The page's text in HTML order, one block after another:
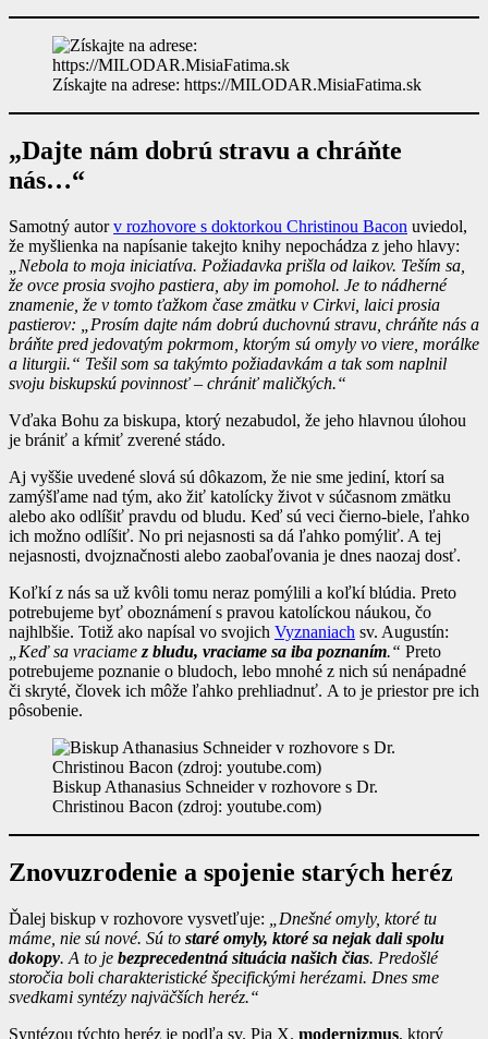
Získajte na adrese: https://MILODAR.MisiaFatima.sk
„Dajte nám dobrú stravu a chráňte
nás…“
Samotný autorv rozhovore s doktorkou Christinou Bacon uviedol,
že myšlienka na napísanie takejto knihy nepochádza z jeho hlavy:
„Nebola to moja iniciatíva. Požiadavka prišla od laikov. Teším sa,
že ovce prosia svojho pastiera, aby im pomohol. Je to nádherné
znamenie, že v tomto ťažkom čase zmätku v Cirkvi, laici prosia
pastierov: „Prosím dajte nám dobrú duchovnú stravu, chráňte nás a
bráňte pred jedovatým pokrmom, ktorým sú omyly vo viere, morálke
a liturgii.“ Tešil som sa takýmto požiadavkám a tak som naplnil
svoju biskupskú povinnosť – chrániť maličkých.“
Vďaka Bohu za biskupa, ktorý nezabudol, že jeho hlavnou úlohou
je brániť a kŕmiť zverené stádo.
Aj vyššie uvedené slová sú dôkazom, že nie sme jediní, ktorí sa
zamýšľame nad tým, ako žiť katolícky život v súčasnom zmätku
alebo ako odlíšiť pravdu od bludu. Keď sú veci čierno-biele, ľahko
ich možno odlíšiť. No pri nejasnosti sa dá ľahko pomýliť. A tej
nejasnosti, dvojznačnosti alebo zaobaľovania je dnes naozaj dosť.
Koľkí z nás sa už kvôli tomu neraz pomýlili a koľkí blúdia. Preto
potrebujeme byť oboznámení s pravou katolíckou náukou, čo
najhlbšie. Totiž ako napísal vo svojich Vyznaniach sv. Augustín:
„Keď sa vraciame z bludu, vraciame sa iba poznaním.“ Preto
potrebujeme poznanie o bludoch, lebo mnohé z nich sú nenápadné
či skryté, človek ich môže ľahko prehliadnuť. A to je priestor pre ich
pôsobenie.
Biskup Athanasius Schneider v rozhovore s Dr.
Christinou Bacon (zdroj: youtube.com)
Znovuzrodenie a spojenie starých heréz
Ďalej biskup v rozhovore vysvetľuje:
„Dnešné omyly, ktoré tu
máme, nie sú nové. Sú to staré omyly, ktoré sa nejak dali spolu
dokopy. A to je bezprecedentná situácia našich čias. Predošlé
storočia boli charakteristické špecifickými herézami. Dnes sme
svedkami syntézy najväčších heréz.“
Syntézou týchto heréz je podľa sv. Pia X. modernizmus, ktorý